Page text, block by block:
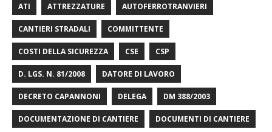
ATI ATTREZZATURE AUTOFERROTRANVIERI
CANTIERI STRADALI COMMITTENTE
COSTI DELLA SICUREZZA CSE CSP
D. LGS. N. 81/2008 DATORE DI LAVORO
DECRETO CAPANNONI DELEGA DM 388/2003
DOCUMENTAZIONE DI CANTIERE DOCUMENTI DI CANTIERE